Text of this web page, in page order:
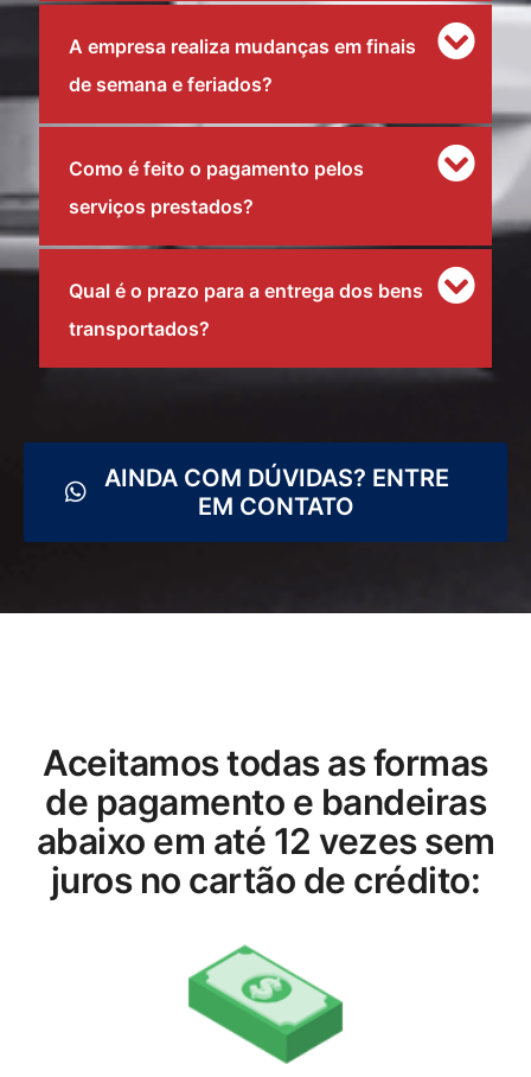
A empresa realiza mudanças em finais
de semana e feriados?
Como é feito o pagamento pelos
serviços prestados?
Qual é o prazo para a entrega dos bens
transportados?
AINDA COM DÚVIDAS? ENTRE
EM CONTATO
Aceitamos todas as formas
de pagamento e bandeiras
abaixo em até 12 vezes sem
juros no cartão de crédito: